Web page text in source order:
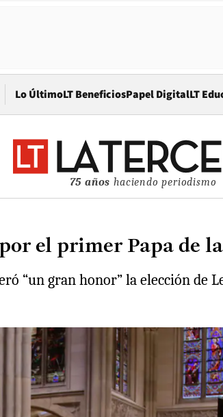
Lo ÚltimoLT BeneficiosPapel DigitalOpens
LT
75 años haciendo periodismo
el primer Papa de
“un gran honor” la elección de